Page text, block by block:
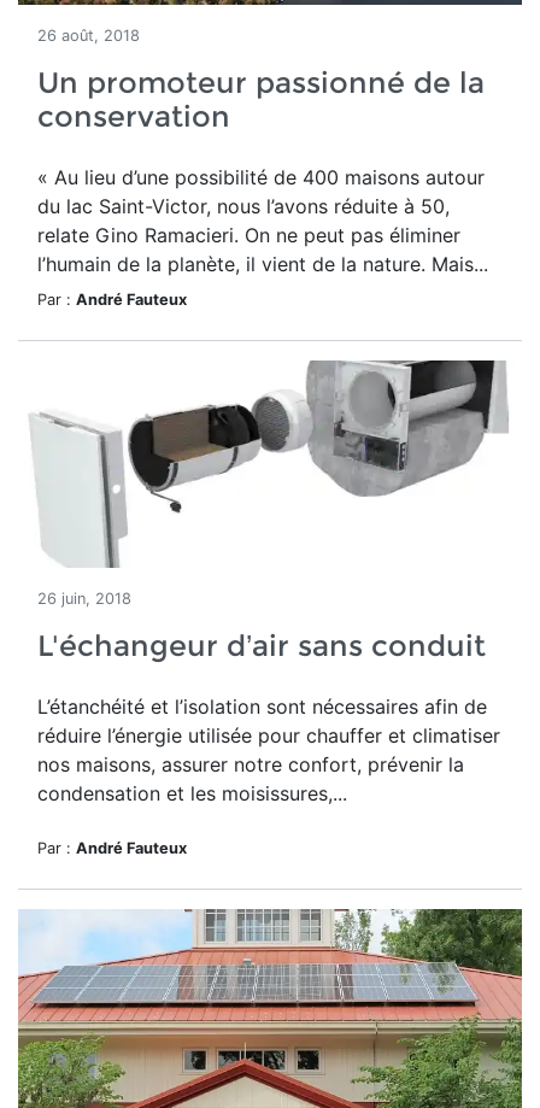
26 août, 2018
Un promoteur passionné de la
conservation
« Au lieu d’une possibilité de 400 maisons autour
du lac Saint-Victor, nous l’avons réduite à 50,
relate Gino Ramacieri. On ne peut pas éliminer
l’humain de la planète, il vient de la nature. Mais...
Par : André Fauteux
26 juin, 2018
L'échangeur d’air sans conduit
L’étanchéité et l’isolation sont nécessaires afin de
réduire l’énergie utilisée pour chauffer et climatiser
nos maisons, assurer notre confort, prévenir la
condensation et les moisissures,...
Par : André Fauteux